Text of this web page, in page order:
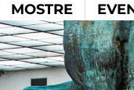
MOSTRE